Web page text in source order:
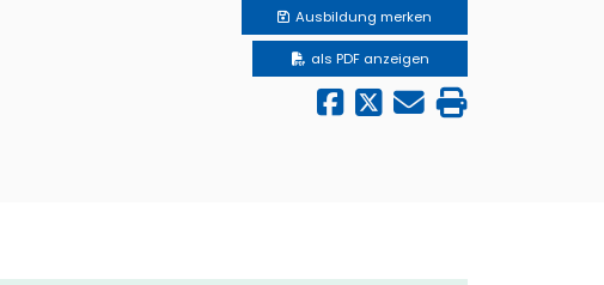
Ausbildung merken
als PDF anzeigen